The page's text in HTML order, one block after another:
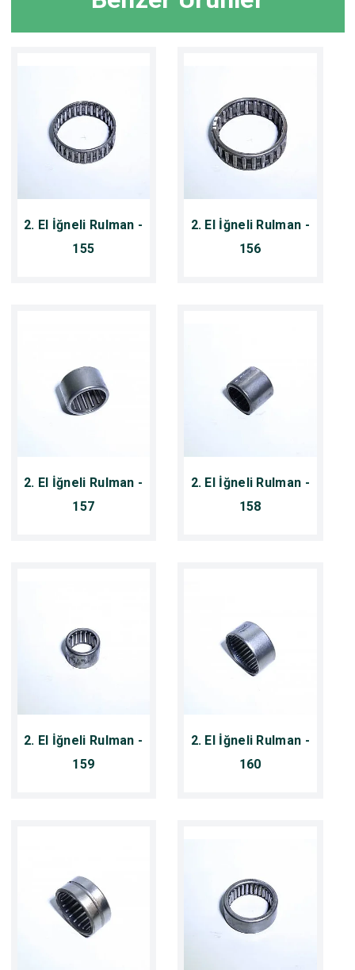
2. El İğneli Rulman -
155
2. El İğneli Rulman -
156
2. El İğneli Rulman -
157
2. El İğneli Rulman -
158
2. El İğneli Rulman -
159
2. El İğneli Rulman -
160